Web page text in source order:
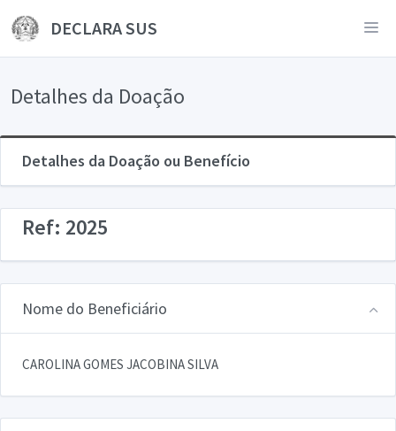
DECLARA SUS
Detalhes da Doação
Detalhes da Doação ou Benefício
Ref: 2025
Nome do Beneficiário
CAROLINA GOMES JACOBINA SILVA